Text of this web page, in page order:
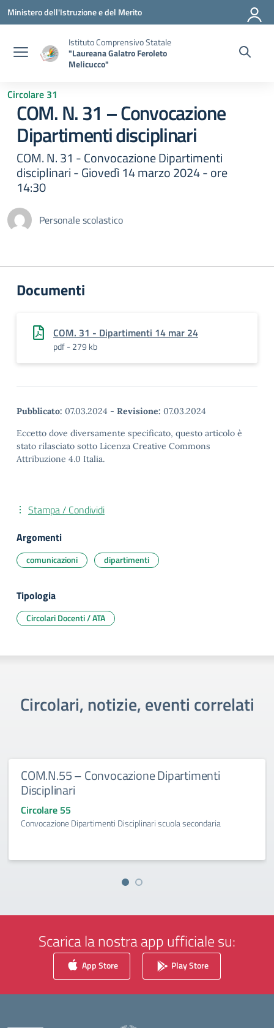
Vai ai contenuti
Vai al menu di navigazione
Vai al footer
Ministero dell'Istruzione e del Merito
Istituto Comprensivo Statale
"Laureana Galatro Feroleto
Melicucco"
Circolare 31
COM. N. 31 – Convocazione
Dipartimenti disciplinari
COM. N. 31 - Convocazione Dipartimenti
disciplinari - Giovedì 14 marzo 2024 - ore
14:30
Personale scolastico
Documenti
COM. 31 - Dipartimenti 14 mar 24
pdf - 279 kb
Pubblicato: 07.03.2024 - Revisione: 07.03.2024
Eccetto dove diversamente specificato, questo articolo è
stato rilasciato sotto Licenza Creative Commons
Attribuzione 4.0 Italia.
Stampa / Condividi
Argomenti
comunicazioni dipartimenti
Tipologia
Circolari Docenti / ATA
Circolari, notizie, eventi correlati
COM.N.55 – Convocazione Dipartimenti
Disciplinari
Circolare 55
Convocazione Dipartimenti Disciplinari scuola secondaria
Scarica la nostra app ufficiale su:
App Store Play Store